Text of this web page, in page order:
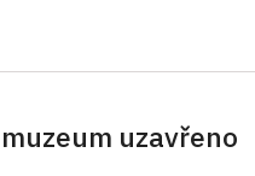
uzavřeno